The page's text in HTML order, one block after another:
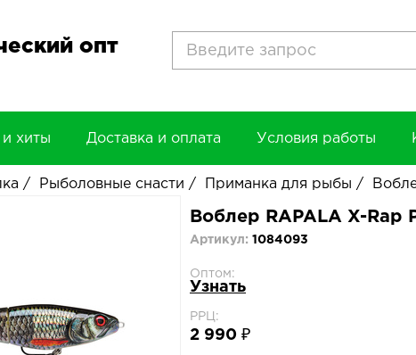
опт
хиты Доставка и оплата Условия работы
/ Рыболовные снасти / Приманка для рыбы /
Воблер RAPALA X-Rap
Артикул: 1084093
Оптом:
Узнать
РРЦ:
2 990 ₽